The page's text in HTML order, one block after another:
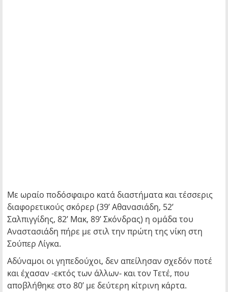
Με ωραίο ποδόσφαιρο κατά διαστήματα και τέσσερις
διαφορετικούς σκόρερ (39’ Αθανασιάδη, 52’
Σαλπιγγίδης, 82’ Μακ, 89’ Σκόνδρας) η ομάδα του
Αναστασιάδη πήρε με στιλ την πρώτη της νίκη στη
Σούπερ Λίγκα.
Αδύναμοι οι γηπεδούχοι, δεν απείλησαν σχεδόν ποτέ
και έχασαν -εκτός των άλλων- και τον Τετέ, που
αποβλήθηκε στο 80’ με δεύτερη κίτρινη κάρτα.